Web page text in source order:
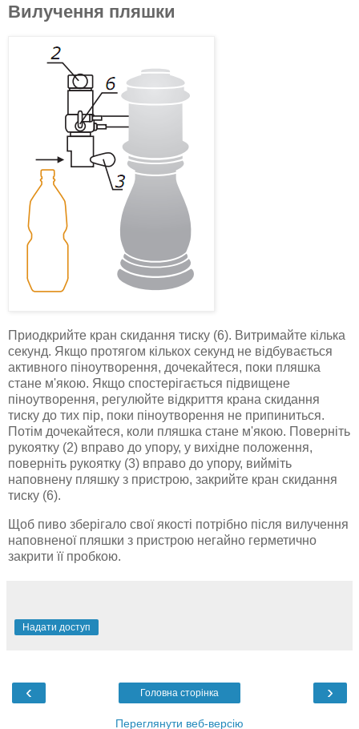
Вилучення пляшки
Приодкрийте кран скидання тиску (6). Витримайте кілька
секунд. Якщо протягом кількох секунд не відбувається
активного піноутворення, дочекайтеся, поки пляшка
стане м'якою. Якщо спостерігається підвищене
піноутворення, регулюйте відкриття крана скидання
тиску до тих пір, поки піноутворення не припиниться.
Потім дочекайтеся, коли пляшка стане м'якою. Поверніть
рукоятку (2) вправо до упору, у вихідне положення,
поверніть рукоятку (3) вправо до упору, вийміть
наповнену пляшку з пристрою, закрийте кран скидання
тиску (6).
Щоб пиво зберігало свої якості потрібно після вилучення
наповненої пляшки з пристрою негайно герметично
закрити її пробкою.
Надати доступ
‹ ›
Головна сторінка
Переглянути веб-версію